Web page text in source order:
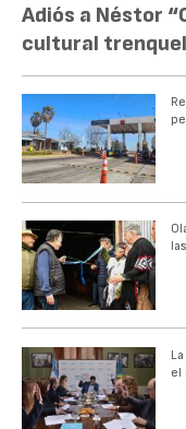
Adiós a Néstor
cultural
el